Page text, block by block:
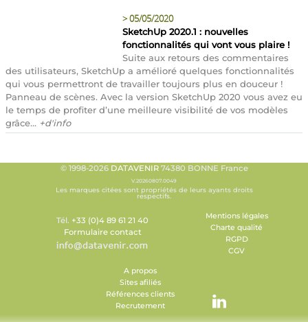
>05/05/2020
SketchUp 2020.1 : nouvelles
fonctionnalités qui vont vous plaire !
Suite aux retours des commentaires
des utilisateurs, SketchUp a amélioré quelques fonctionnalités
qui vous permettront de travailler toujours plus en douceur !
Panneau de scènes. Avec la version SketchUp 2020 vous avez eu
le temps de profiter d’une meilleure visibilité de vos modèles
grâce... +d'info
© 1998-2026 DATAVENIR74380 BONNE France
V.20260807.0049
Les marques citées sont propriétés de leurs ayants droits
respectifs.
Tél. +33 (0)4 89 61 21 40
Formulaire contact
Mentions légales
Charte qualité
RGPD
CGV
A propos
Sites afiliés
Références clients
Recrutement